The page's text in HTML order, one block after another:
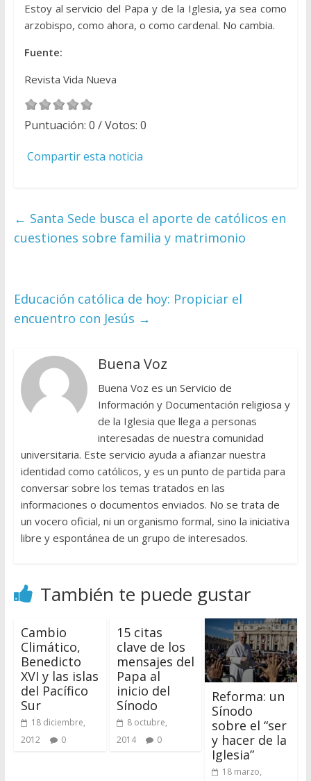
Estoy al servicio del Papa y de la Iglesia, ya sea como
arzobispo, como ahora, o como cardenal. No cambia.
Fuente:
Revista Vida Nueva
Puntuación: 0 / Votos: 0
Compartir esta noticia
← Santa Sede busca el aporte de católicos en
cuestiones sobre familia y matrimonio
Educación católica de hoy: Propiciar el
encuentro con Jesús →
Buena Voz
Buena Voz es un Servicio de
Información y Documentación religiosa y
de la Iglesia que llega a personas
interesadas de nuestra comunidad
universitaria. Este servicio ayuda a afianzar nuestra
identidad como católicos, y es un punto de partida para
conversar sobre los temas tratados en las
informaciones o documentos enviados. No se trata de
un vocero oficial, ni un organismo formal, sino la iniciativa
libre y espontánea de un grupo de interesados.
También te puede gustar
Cambio
Climático,
Benedicto
XVI y las islas
del Pacífico
Sur
18 diciembre,
2012
0
15 citas
clave de los
mensajes del
Papa al
inicio del
Sínodo
8 octubre,
2014
0
Reforma: un
Sínodo
sobre el “ser
y hacer de la
Iglesia”
18 marzo,